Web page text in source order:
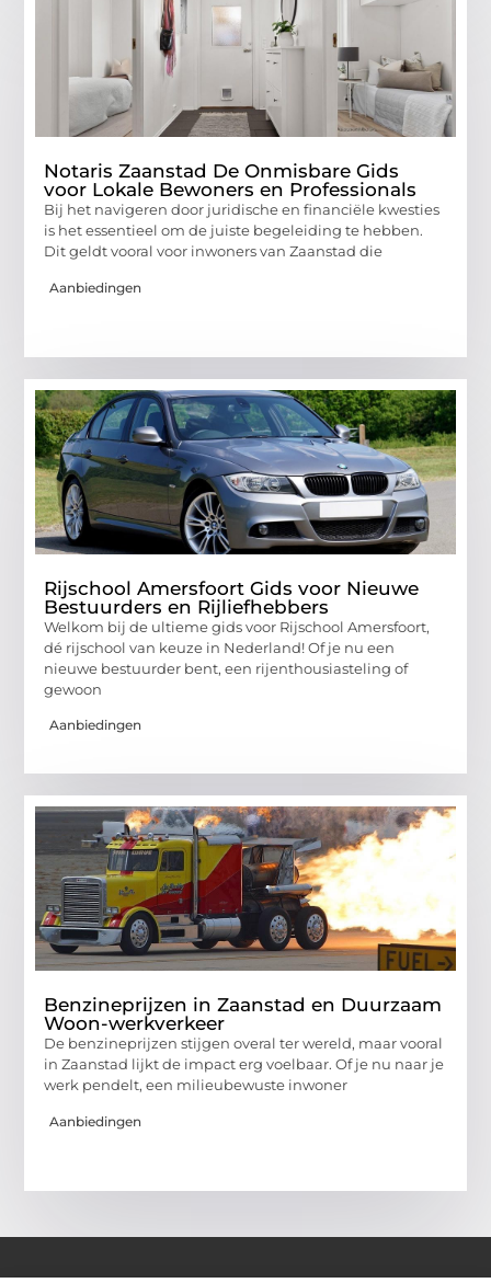
Notaris Zaanstad De Onmisbare Gids
voor Lokale Bewoners en Professionals
Bij het navigeren door juridische en financiële kwesties
is het essentieel om de juiste begeleiding te hebben.
Dit geldt vooral voor inwoners van Zaanstad die
Aanbiedingen
Rijschool Amersfoort Gids voor Nieuwe
Bestuurders en Rijliefhebbers
Welkom bij de ultieme gids voor Rijschool Amersfoort,
dé rijschool van keuze in Nederland! Of je nu een
nieuwe bestuurder bent, een rijenthousiasteling of
gewoon
Aanbiedingen
Benzineprijzen in Zaanstad en Duurzaam
Woon-werkverkeer
De benzineprijzen stijgen overal ter wereld, maar vooral
in Zaanstad lijkt de impact erg voelbaar. Of je nu naar je
werk pendelt, een milieubewuste inwoner
Aanbiedingen